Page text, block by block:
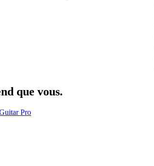
que vous.
Pro